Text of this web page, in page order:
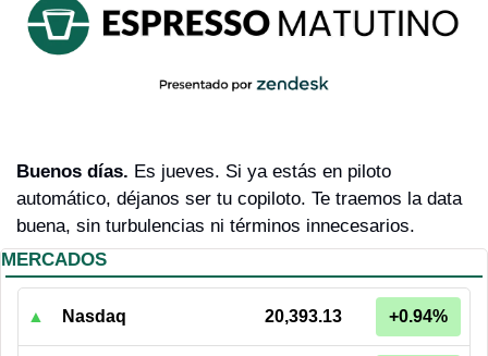
Buenos días. Es jueves. Si ya estás en piloto
automático, déjanos ser tu copiloto. Te traemos la data
buena, sin turbulencias ni términos innecesarios.
MERCADOS
▲ Nasdaq 20,393.13 +0.94%